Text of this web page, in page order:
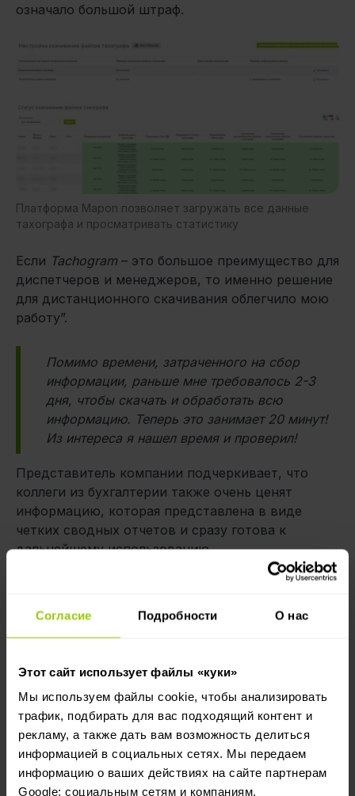
Согласие Подробности О нас
Этот сайт использует файлы «куки»
Мы используем файлы cookie, чтобы анализировать
трафик, подбирать для вас подходящий контент и
рекламу, а также дать вам возможность делиться
информацией в социальных сетях. Мы передаем
информацию о ваших действиях на сайте партнерам
Google: социальным сетям и компаниям,
означало большой штраф.
Платформа Mapon позволяет загружать все данные
тахографа и просматривать статистику
Если Tachogram – это большое преимущество для
диспетчеров и менеджеров, то именно решение
для дистанционного скачивания облегчило мою
работу”.
Помимо времени, затраченного на сбор
информации, раньше мне требовалось 2-3
дня, чтобы скачать и обработать всю
информацию. Теперь это занимает 20 минут!
Из интереса я нашел время и проверил!
Представитель компании подчеркивает, что
коллеги из бухгалтерии также очень ценят
информацию, которая представлена в виде
четких сводных отчетов и сразу готова к
дальнейшему использованию.
Компания планирует в ближайшем будущем
топливных баков
, поскольку считает, что оба
решения дополняют друг друга.
дополнительную защиту, датчики уровня
топлива позволяют не только понять и отметить
ущерб, нанесенный ворами, но и ежедневно
контролировать расход топлива.
“Давайте будем честными – все мы пользуемся